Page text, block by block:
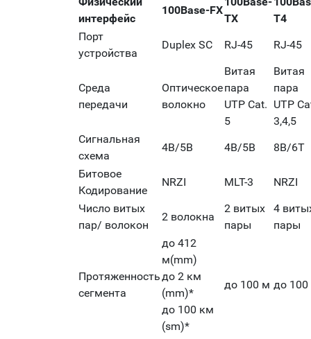
интерфейс
100Base-FX
TX
T4
Порт
устройства
Duplex SC RJ-45 RJ-45
Среда
передачи
Оптическое
волокно
Витая
пара
UTP Cat.
5
Витая
пара
UTP
3,4,5
Сигнальная
схема
4B/5B 4B/5B
8B/6T
Битовое
Кодирование
NRZI MLT-3
NRZI
Число витых
пар/ волокон
2 волокна
2 витых
пары
4
пары
Протяженность
сегмента
до 412
м(mm)
до 2 км
(mm)*
до 100 км
(sm)*
до 100 м до